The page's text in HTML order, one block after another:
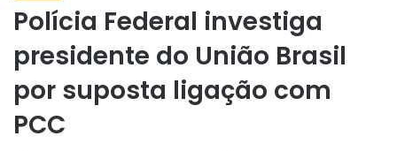
Polícia Federal investiga
presidente do União Brasil
por suposta ligação com
PCC